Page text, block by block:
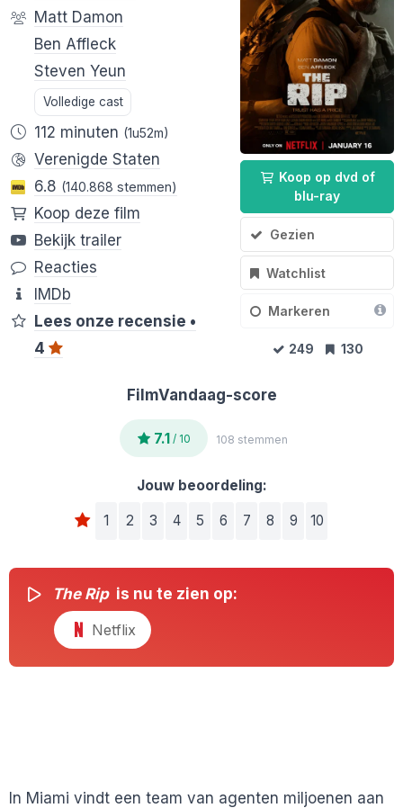
Koop op dvd of
blu-ray
Gezien
Watchlist
Markeren
249 130
Matt Damon
Ben Affleck
Steven Yeun
Volledige cast
112 minuten (1u52m)
Verenigde Staten
6.8 (140.868 stemmen)
Koop deze film
Bekijk trailer
Reacties
IMDb
Lees onze recensie •
4
FilmVandaag-score
7.1 / 10 108 stemmen
Jouw beoordeling:
1 2 3 4 5 6 7 8 9 10
The Rip is nu te zien op:
Netflix
In Miami vindt een team van agenten miljoenen aan